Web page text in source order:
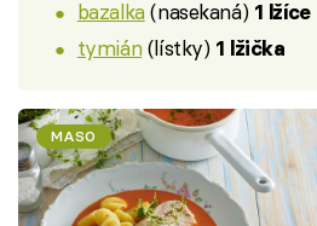
bazalka(nasekaná) 1 lžíce
tymián(lístky) 1 lžička
MASO